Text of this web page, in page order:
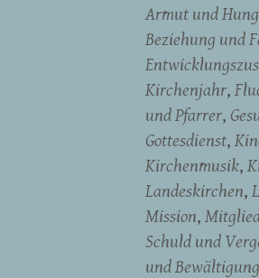
Armut und
Beziehung und
Kirchenjahr
und Pfarrer
Gottesdienst
Kirchenmusik
Landeskirchen
Mission
Schuld und
und Bewältigung